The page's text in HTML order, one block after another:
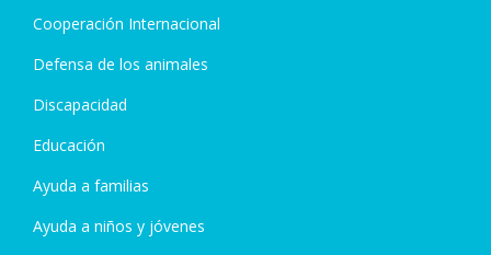
Cooperación Internacional
Defensa de los animales
Discapacidad
Educación
Ayuda a familias
Ayuda a niños y jóvenes